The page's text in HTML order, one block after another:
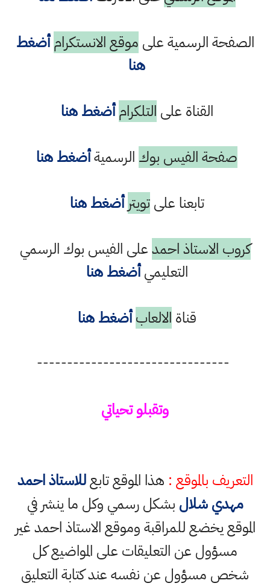
الصفحة الرسمية على موقع الانستكرام أضغط
هنا
القناة على التلكرام أضغط هنا
صفحة الفيس بوك الرسميةأضغط هنا
تابعنا علىتويتر أضغط هنا
كروب الاستاذ احمدعلى الفيس بوك الرسمي
التعليميأضغط هنا
قناة الالعاب أضغط هنا
--------------------------------
وتقبلو تحياتي
التعريف بالموقع : هذا الموقع تابعللاستاذ احمد
مهدي شلال بشكل رسمي وكل ما ينشر في
الموقع يخضع للمراقبة وموقع الاستاذ احمد غير
مسؤول عن التعليقات على المواضيع كل
شخص مسؤول عن نفسه عند كتابة التعليق